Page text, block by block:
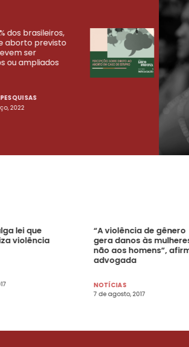
dos brasileiros,
aborto previsto
ser
ou ampliados
2022
23
lei que
violência
“A violência de gênero
gera danos às
não aos homens”,
advogada
NOTÍCIAS
7 de agosto, 2017